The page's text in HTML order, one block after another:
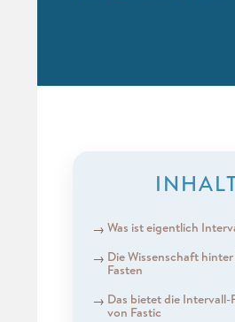
Was ist eigentlich
Die Wissenschaft
Fasten
Das bietet die Intervall-
von Fastic